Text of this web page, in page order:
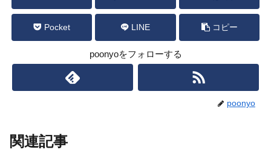
Pocket LINE コピー
poonyoをフォローする
poonyo
関連記事